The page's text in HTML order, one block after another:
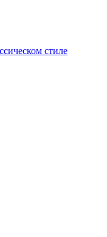
стиле